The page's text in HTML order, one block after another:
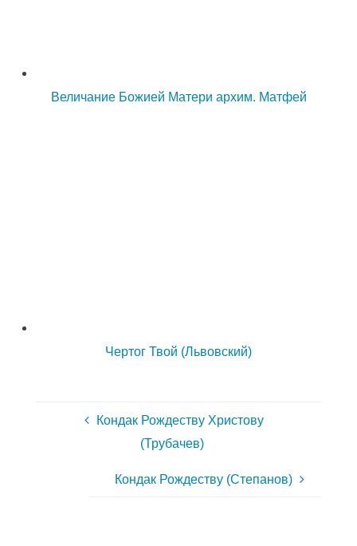
Величание Божией Матери архим. Матфей
Чертог Твой (Львовский)
Кондак Рождеству Христову
(Трубачев)
Кондак Рождеству (Степанов)